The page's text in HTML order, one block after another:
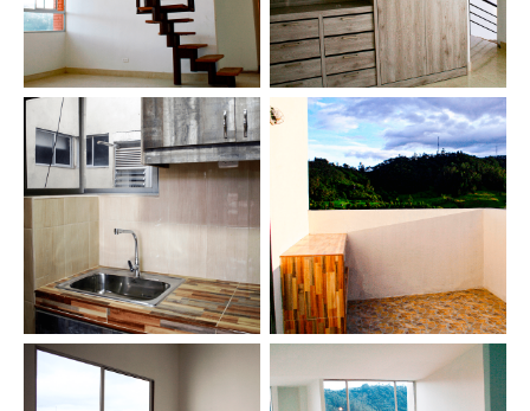
Cocina Terraza